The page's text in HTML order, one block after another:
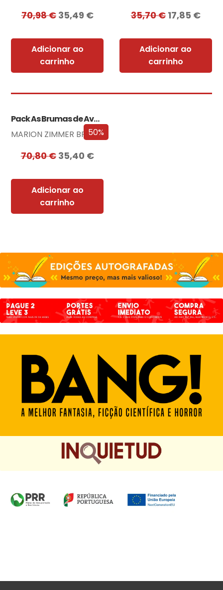
70,98€ 35,49 €
Adicionar ao
carrinho
35,70€ 17,85 €
Adicionar ao
carrinho
50%
Pack As Brumas de Avalon
MARION ZIMMER BRADLEY
70,80€ 35,40 €
Adicionar ao
carrinho